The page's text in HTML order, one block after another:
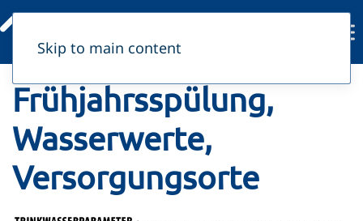
Skip to main content
Frühjahrsspülung,
Wasserwerte,
Versorgungsorte